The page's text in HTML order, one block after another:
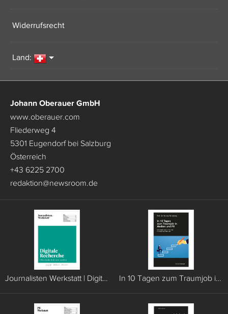
Widerrufsrecht
Land:
Johann Oberauer GmbH
www.oberauer.com
Fliederweg 4
5301 Eugendorf bei Salzburg
Österreich
+43 6225 2700
redaktion@newsroom.de
Journalisten Werkstatt | Digitale Recherche In 10 Tagen zum Traumjob in Medien und PR